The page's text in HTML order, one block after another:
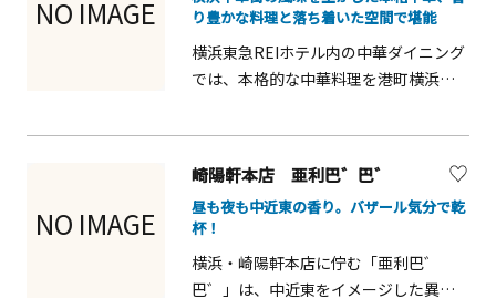
らい観光の途中で、ほっと一息つける
便利なスポットです。
NO IMAGE
り豊かな料理と落ち着いた空間で堪能
横浜東急REIホテル内の中華ダイニング
では、本格的な中華料理を港町横浜の
ディナーに対応し、観光客やビジネス
かした料理は味だけでなく見た目も華
やかで、家族や友人、カップル旅行の
食事にも最適です。
NO IMAGE
崎陽軒本店 亜利巴゛巴゛
昼も夜も中近東の香り。バザール気分で乾
杯！
横浜・崎陽軒本店に佇む「亜利巴゛
巴゛」は、中近東をイメージした異国